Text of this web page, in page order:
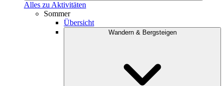
Alles zu Aktivitäten
Sommer
Übersicht
Wandern & Bergsteigen